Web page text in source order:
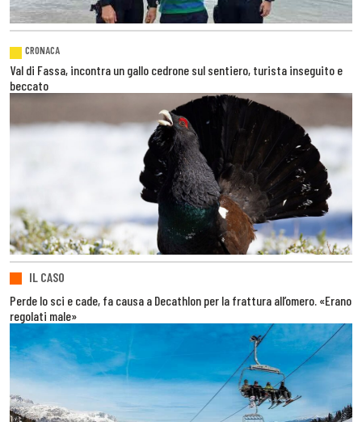
CRONACA
Val di Fassa, incontra un gallo cedrone sul sentiero, turista inseguito e
beccato
IL CASO
Perde lo sci e cade, fa causa a Decathlon per la frattura all’omero. «Erano
regolati male»